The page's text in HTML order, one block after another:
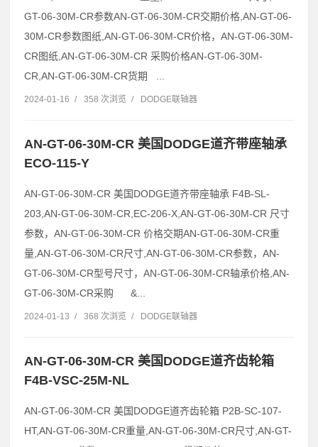
GT-06-30M-CR参数AN-GT-06-30M-CR交期价格,AN-GT-06-
30M-CR参数图纸,AN-GT-06-30M-CR价格，AN-GT-06-30M-
CR图纸,AN-GT-06-30M-CR 采购价格AN-GT-06-30M-
CR,AN-GT-06-30M-CR货期 ...
2024-01-16 / 358 次浏览 / DODGE联轴器
AN-GT-06-30M-CR 美国DODGE道齐带座轴承
ECO-115-Y
AN-GT-06-30M-CR 美国DODGE道齐带座轴承 F4B-SL-
203,AN-GT-06-30M-CR,EC-206-X,AN-GT-06-30M-CR 尺寸
参数，AN-GT-06-30M-CR 价格交期AN-GT-06-30M-CR重
量,AN-GT-06-30M-CR尺寸,AN-GT-06-30M-CR参数，AN-
GT-06-30M-CR型号尺寸，AN-GT-06-30M-CR轴承价格,AN-
GT-06-30M-CR采购 &...
2024-01-13 / 368 次浏览 / DODGE联轴器
AN-GT-06-30M-CR 美国DODGE道齐齿轮箱
F4B-VSC-25M-NL
AN-GT-06-30M-CR 美国DODGE道齐齿轮箱 P2B-SC-107-
HT,AN-GT-06-30M-CR重量,AN-GT-06-30M-CR尺寸,AN-GT-